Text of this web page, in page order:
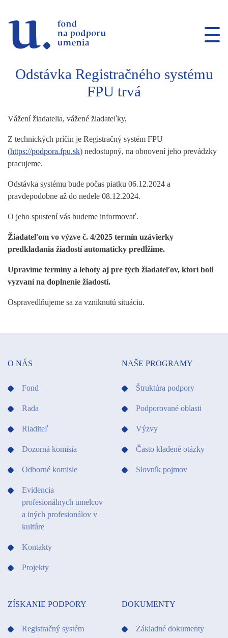
Odstávka Registračného systému
FPU trvá
Vážení žiadatelia, vážené žiadateľky,
Z technických príčin je Registračný systém FPU
(https://podpora.fpu.sk) nedostupný, na obnovení jeho prevádzky
pracujeme.
Odstávka systému bude počas piatku 06.12.2024 a
pravdepodobne až do nedele 08.12.2024.
O jeho spustení vás budeme informovať.
Žiadateľom vo výzve č. 4/2025 termín uzávierky
predkladania žiadostí automaticky predĺžime.
Upravíme termíny a lehoty aj pre tých žiadateľov, ktorí boli
vyzvaní na doplnenie žiadostí.
Ospravedlňujeme sa za vzniknutú situáciu.
O NÁS
Fond
Rada
Riaditeľ
Dozorná komisia
Odborné komisie
Evidencia
profesionálnych umelcov
a iných profesionálov v
kultúre
Kontakty
Projekty
NAŠE PROGRAMY
Štruktúra podpory
Podporované oblasti
Výzvy
Často kladené otázky
Slovník pojmov
ZÍSKANIE PODPORY
Registračný systém
DOKUMENTY
Základné dokumenty